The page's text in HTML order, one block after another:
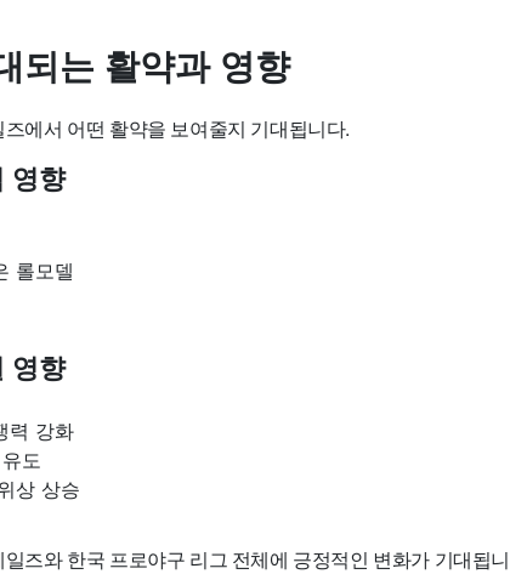
되는 활약과 영향
에서 어떤 활약을 보여줄지 기대됩니다.
영향
롤모델
영향
력 강화
도
상 상승
즈와 한국 프로야구 리그 전체에 긍정적인 변화가 기대됩